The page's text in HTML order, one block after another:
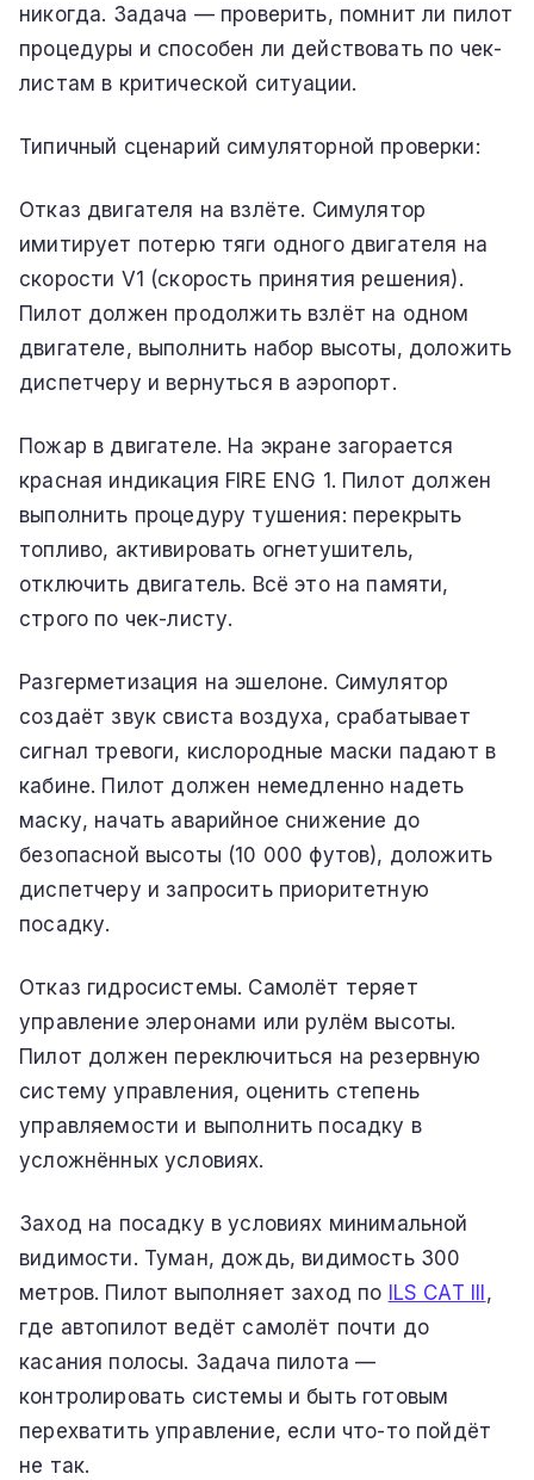
никогда. Задача — проверить, помнит ли пилот
процедуры и способен ли действовать по чек-
листам в критической ситуации.
Типичный сценарий симуляторной проверки:
Отказ двигателя на взлёте. Симулятор
имитирует потерю тяги одного двигателя на
скорости V1 (скорость принятия решения).
Пилот должен продолжить взлёт на одном
двигателе, выполнить набор высоты, доложить
диспетчеру и вернуться в аэропорт.
Пожар в двигателе. На экране загорается
красная индикация FIRE ENG 1. Пилот должен
выполнить процедуру тушения: перекрыть
топливо, активировать огнетушитель,
отключить двигатель. Всё это на памяти,
строго по чек-листу.
Разгерметизация на эшелоне. Симулятор
создаёт звук свиста воздуха, срабатывает
сигнал тревоги, кислородные маски падают в
кабине. Пилот должен немедленно надеть
маску, начать аварийное снижение до
безопасной высоты (10 000 футов), доложить
диспетчеру и запросить приоритетную
посадку.
Отказ гидросистемы. Самолёт теряет
управление элеронами или рулём высоты.
Пилот должен переключиться на резервную
систему управления, оценить степень
управляемости и выполнить посадку в
усложнённых условиях.
Заход на посадку в условиях минимальной
видимости. Туман, дождь, видимость 300
метров. Пилот выполняет заход по ILS CAT III,
где автопилот ведёт самолёт почти до
касания полосы. Задача пилота —
контролировать системы и быть готовым
перехватить управление, если что-то пойдёт
не так.